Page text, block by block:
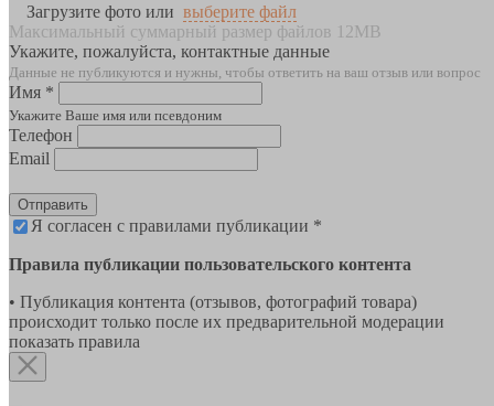
Загрузите фото или выберите файл
Максимальный суммарный размер файлов 12MB
Укажите, пожалуйста, контактные данные
Данные не публикуются и нужны, чтобы ответить на ваш отзыв или вопрос
Имя *
Укажите Ваше имя или псевдоним
Телефон
Email
Отправить
Я согласен с правилами публикации *
Правила публикации пользовательского контента
• Публикация контента (отзывов, фотографий товара)
происходит только после их предварительной модерации
показать правила